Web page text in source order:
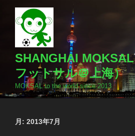
ッ
SHANGHAI
フットサル＠上海）
MOKSAL to the world since 2013
月: 2013年7月